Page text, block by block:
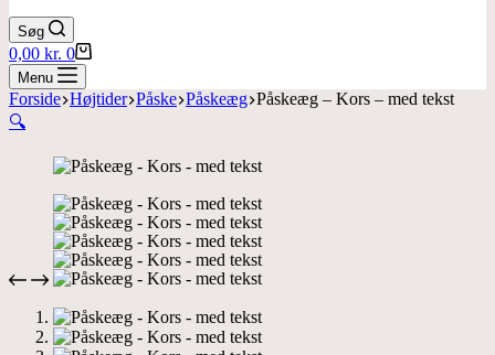
Søg
Indkøbskurv
0,00 kr. 0
Menu
Forside Højtider Påske Påskeæg Påskeæg – Kors – med tekst
🔍